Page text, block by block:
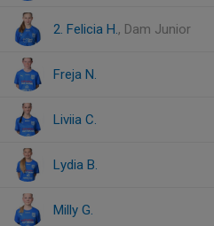
2. Felicia H., Dam Junior
Freja N.
Liviia C.
Lydia B.
Milly G.